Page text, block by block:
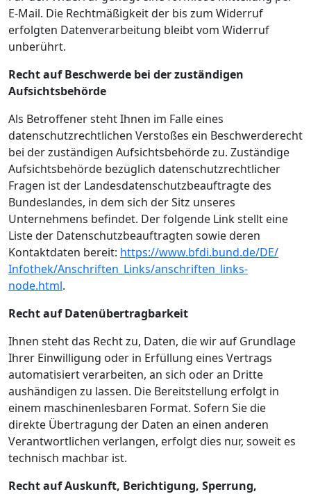
E-Mail. Die Rechtmäßigkeit der bis zum Widerruf
erfolgten Datenverarbeitung bleibt vom Widerruf
unberührt.
Recht auf Beschwerde bei der zuständigen
Aufsichtsbehörde
Als Betroffener steht Ihnen im Falle eines
datenschutzrechtlichen Verstoßes ein Beschwerderecht
bei der zuständigen Aufsichtsbehörde zu. Zuständige
Aufsichtsbehörde bezüglich datenschutzrechtlicher
Fragen ist der Landesdatenschutzbeauftragte des
Bundeslandes, in dem sich der Sitz unseres
Unternehmens befindet. Der folgende Link stellt eine
Liste der Datenschutzbeauftragten sowie deren
Kontaktdaten bereit: https://www.bfdi.bund.de/DE/
Infothek/Anschriften_Links/anschriften_links-
node.html.
Recht auf Datenübertragbarkeit
Ihnen steht das Recht zu, Daten, die wir auf Grundlage
Ihrer Einwilligung oder in Erfüllung eines Vertrags
automatisiert verarbeiten, an sich oder an Dritte
aushändigen zu lassen. Die Bereitstellung erfolgt in
einem maschinenlesbaren Format. Sofern Sie die
direkte Übertragung der Daten an einen anderen
Verantwortlichen verlangen, erfolgt dies nur, soweit es
technisch machbar ist.
Recht auf Auskunft, Berichtigung, Sperrung,